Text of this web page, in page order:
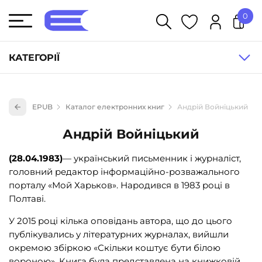
КАТЕГОРІЇ
Книги для дітей (835)
Книги для підлітків (240)
Науково-популярна література (1015)
Навчальна література та посібники (527)
Енциклопедії, довідники, словники (55)
0
EPUB Каталог електронних книг Андрій Войніцький
Андрій Войніцький
(28.04.1983)— український письменник і журналіст,
головний редактор інформаційно-розважального
порталу «Мой Харьков». Народився в 1983 році в
Полтаві.
У 2015 році кілька оповідань автора, що до цього
публікувались у літературних журналах, вийшли
окремою збіркою «Скільки коштує бути білою